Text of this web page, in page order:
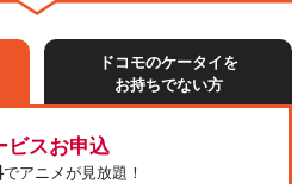
ドコモのケータイを
お持ちでない方
ビスお申込
でアニメが見放題！